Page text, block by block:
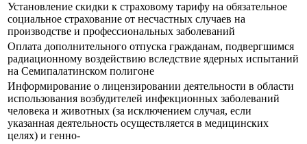
Установление скидки к страховому тарифу на обязательное
социальное страхование от несчастных случаев на
производстве и профессиональных заболеваний
Оплата дополнительного отпуска гражданам, подвергшимся
радиационному воздействию вследствие ядерных испытаний
на Семипалатинском полигоне
Информирование о лицензировании деятельности в области
использования возбудителей инфекционных заболеваний
человека и животных (за исключением случая, если
указанная деятельность осуществляется в медицинских
целях) и генно-